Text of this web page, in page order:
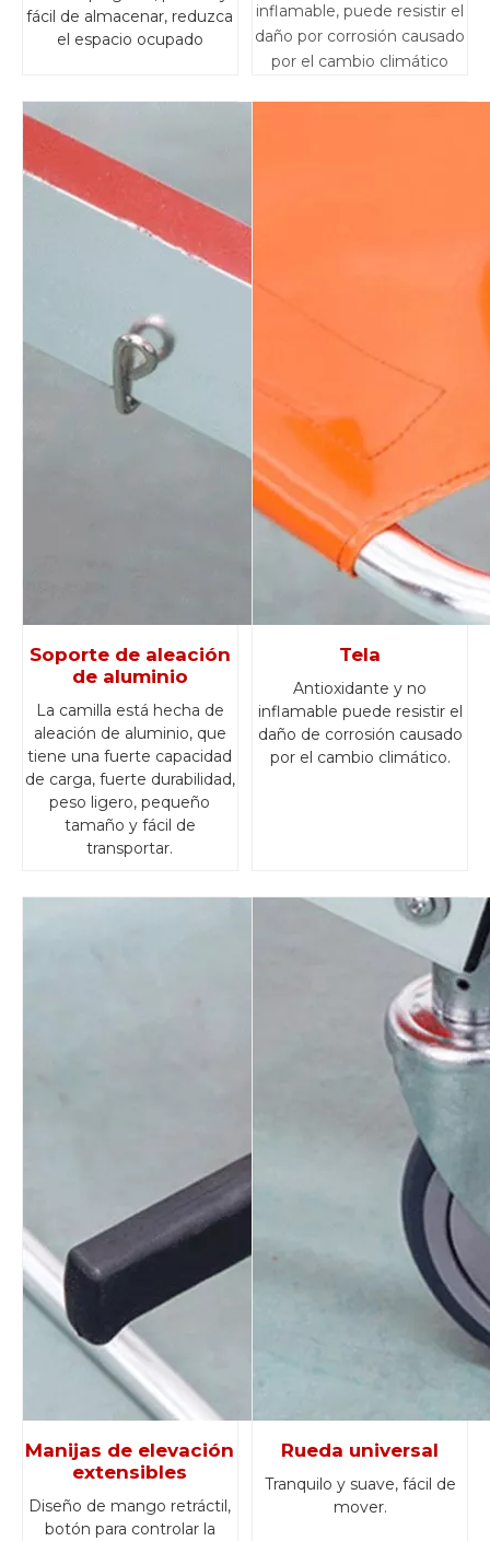
fácil de almacenar, reduzca
el espacio ocupado
inflamable, puede resistir el
daño por corrosión causado
por el cambio climático
Soporte de aleación
de aluminio
La camilla está hecha de
aleación de aluminio, que
tiene una fuerte capacidad
de carga, fuerte durabilidad,
peso ligero, pequeño
tamaño y fácil de
transportar.
Tela
Antioxidante y no
inflamable puede resistir el
daño de corrosión causado
por el cambio climático.
Manijas de elevación
extensibles
Diseño de mango retráctil,
botón para controlar la
Rueda universal
Tranquilo y suave, fácil de
mover.